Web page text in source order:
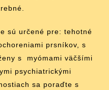
sú určené pre: tehotné
prsníkov, s
s myómami väčšími
psychiatrickými
sa poraďte s